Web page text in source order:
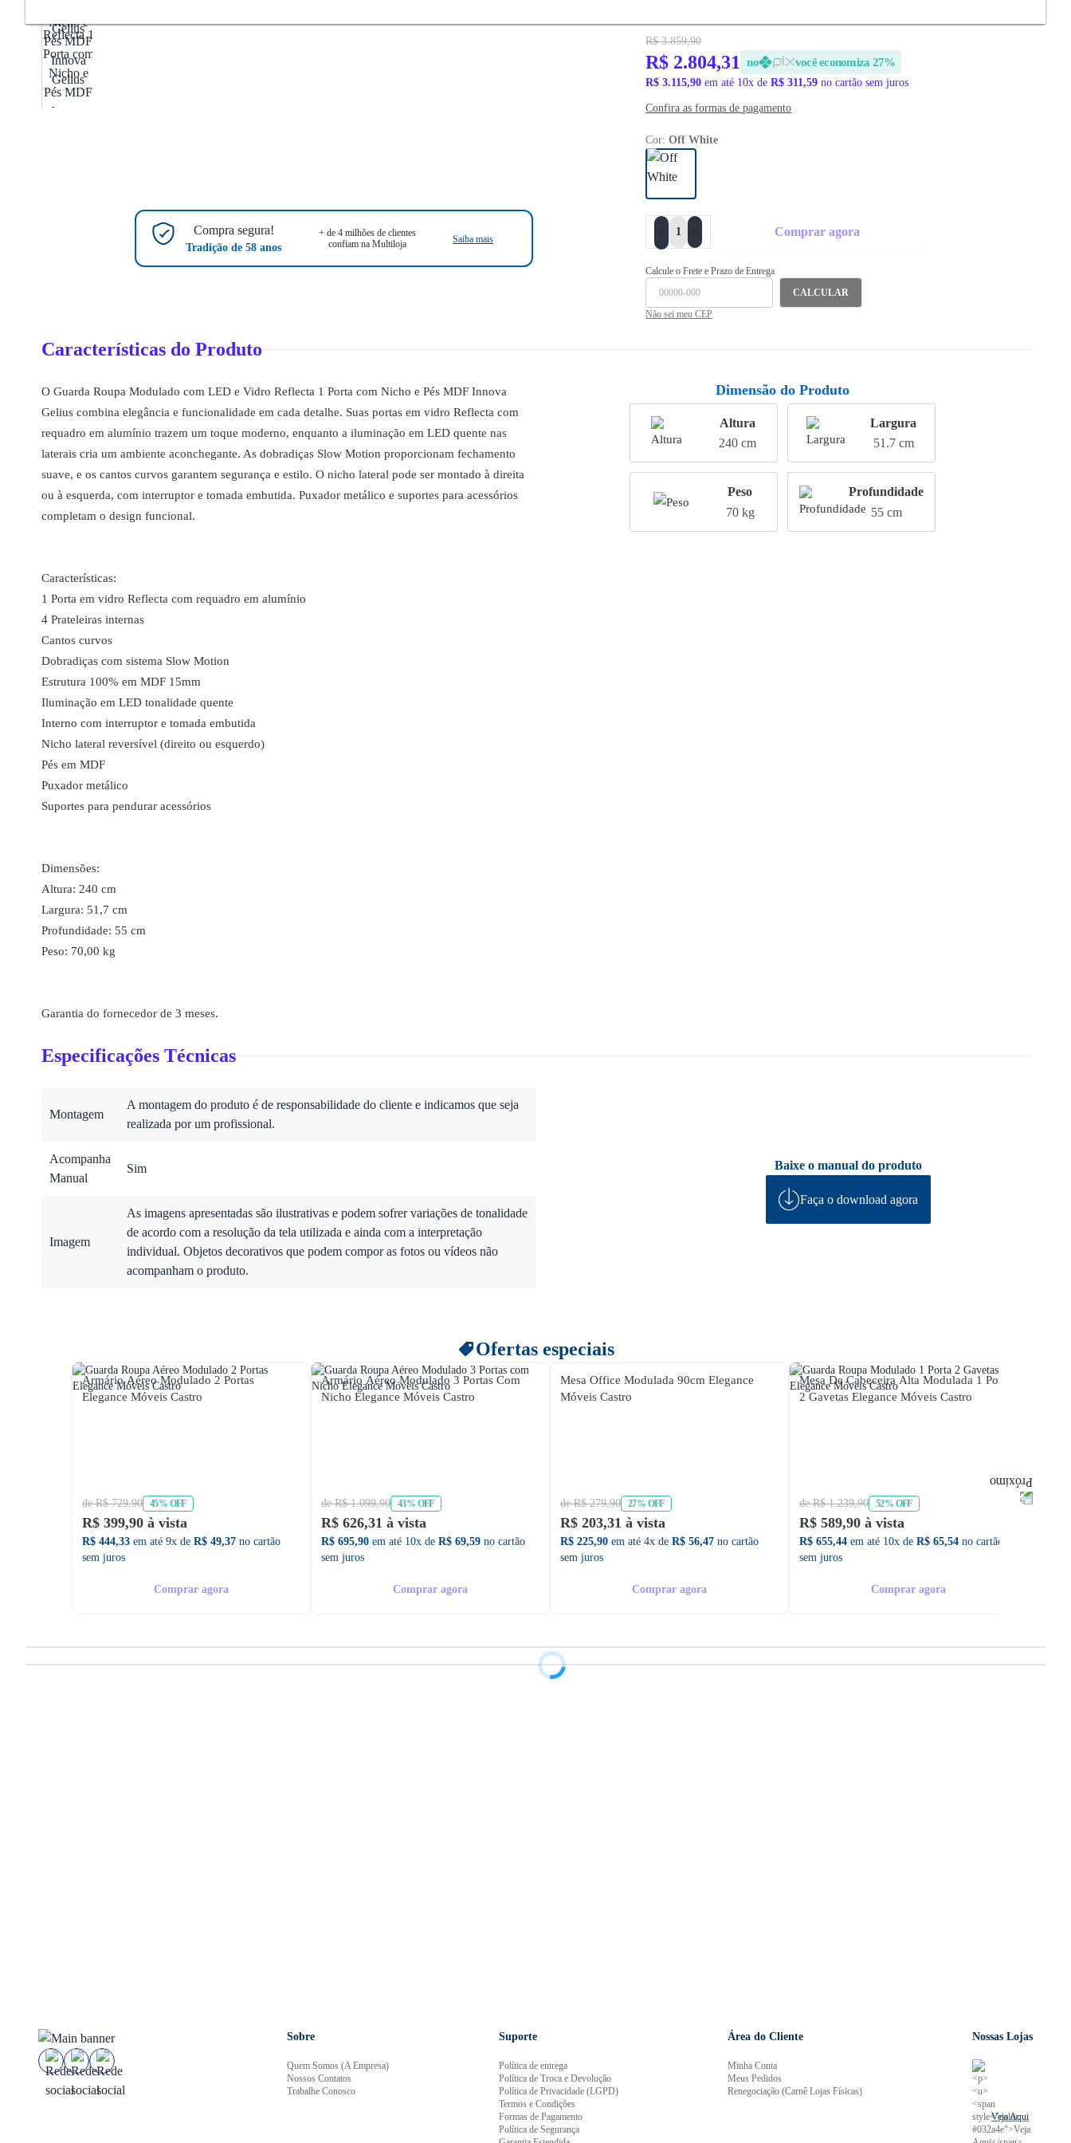
Compra segura!
Tradição de 58 anos
+ de 4 milhões de clientes
confiam na Multiloja
Saiba mais
R$ 3.859,90
R$ 2.804,31 no você economiza 27%
R$ 3.115,90 em até 10x deR$ 311,59 no cartão sem juros
Confira as formas de pagamento
Cor:Off White
Comprar agora
Calcule o Frete e Prazo de Entrega
CALCULAR
Não sei meu CEP
Características do Produto
O Guarda Roupa Modulado com LED e Vidro Reflecta 1 Porta com Nicho e Pés MDF Innova
Gelius combina elegância e funcionalidade em cada detalhe. Suas portas em vidro Reflecta com
requadro em alumínio trazem um toque moderno, enquanto a iluminação em LED quente nas
laterais cria um ambiente aconchegante. As dobradiças Slow Motion proporcionam fechamento
suave, e os cantos curvos garantem segurança e estilo. O nicho lateral pode ser montado à direita
ou à esquerda, com interruptor e tomada embutida. Puxador metálico e suportes para acessórios
completam o design funcional.
Características:
1 Porta em vidro Reflecta com requadro em alumínio
4 Prateleiras internas
Cantos curvos
Dobradiças com sistema Slow Motion
Estrutura 100% em MDF 15mm
Iluminação em LED tonalidade quente
Interno com interruptor e tomada embutida
Nicho lateral reversível (direito ou esquerdo)
Pés em MDF
Puxador metálico
Suportes para pendurar acessórios
Dimensões:
Altura: 240 cm
Largura: 51,7 cm
Profundidade: 55 cm
Peso: 70,00 kg
Garantia do fornecedor de 3 meses.
Dimensão do Produto
Altura
240 cm
Largura
51.7 cm
Peso
70 kg
Profundidade
55 cm
Especificações Técnicas
Montagem
A montagem do produto é de responsabilidade do cliente e indicamos que seja
realizada por um profissional.
Acompanha
Manual
Sim
Imagem
As imagens apresentadas são ilustrativas e podem sofrer variações de tonalidade
de acordo com a resolução da tela utilizada e ainda com a interpretação
individual. Objetos decorativos que podem compor as fotos ou vídeos não
acompanham o produto.
Baixe o manual do produto
Faça o download agora
Ofertas especiais
Armário Aéreo Modulado 2 Portas
Elegance Móveis Castro
de R$ 729,90 45% OFF
R$ 399,90 à vista
R$ 444,33 em até 9x de R$ 49,37 no cartão
sem juros
Comprar agora
Armário Aéreo Modulado 3 Portas Com
Nicho Elegance Móveis Castro
de R$ 1.099,90 43% OFF
R$ 626,31 à vista
R$ 695,90 em até 10x de R$ 69,59 no cartão
sem juros
Comprar agora
Mesa Office Modulada 90cm Elegance
Móveis Castro
de R$ 279,90 27% OFF
R$ 203,31 à vista
R$ 225,90 em até 4x de R$ 56,47 no cartão
sem juros
Comprar agora
Mesa De Cabeceira Alta Modulada 1 Porta
2 Gavetas Elegance Móveis Castro
de R$ 1.239,90 52% OFF
R$ 589,90 à vista
R$ 655,44 em até 10x de R$ 65,54 no cartão
sem juros
Comprar agora
Sobre
Quem Somos (A Empresa)
Nossos Contatos
Trabalhe Conosco
Suporte
Política de entrega
Política de Troca e Devolução
Política de Privacidade (LGPD)
Termos e Condições
Formas de Pagamento
Política de Segurança
Área do Cliente
Minha Conta
Meus Pedidos
Renegociação (Carnê Lojas Físicas)
Nossas Lojas
Veja Aqui